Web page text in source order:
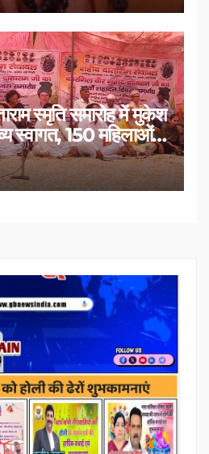
स्मृति समारोह में मुकेश
स्वागत, 150 महिलाओं